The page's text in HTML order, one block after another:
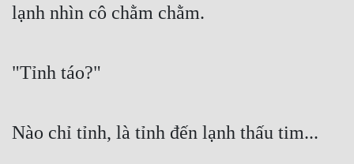
lạnh nhìn cô chằm chằm.
"Tỉnh táo?"
Nào chỉ tỉnh, là tỉnh đến lạnh thấu tim...